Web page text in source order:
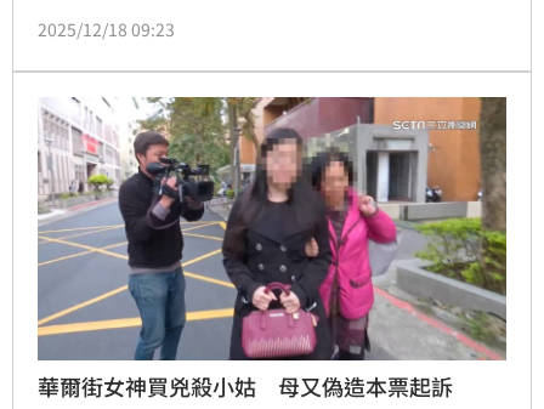
疑，恐有警官涉案護航，台北地檢署18日指揮調查局台
兵分15路搜索，傳喚李姓副所長等4名被告及19名證人
到案說明，全案朝偽造文書等罪偵辦，訊後將移送北檢
複訊。
2025/12/18 09:23
華爾街女神買兇殺小姑 母又偽造本票起訴